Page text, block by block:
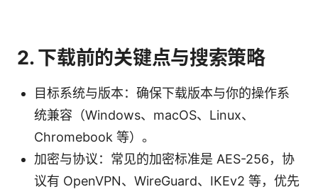
2. 下载前的关键点与搜索策略
目标系统与版本：确保下载版本与你的操作系
统兼容（Windows、macOS、Linux、
Chromebook 等）。
加密与协议：常见的加密标准是 AES-256，协
议有 OpenVPN、WireGuard、IKEv2 等，优先